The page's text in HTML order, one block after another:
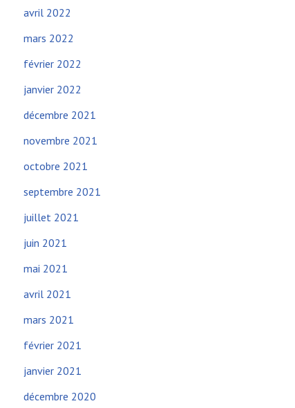
avril 2022
mars 2022
février 2022
janvier 2022
décembre 2021
novembre 2021
octobre 2021
septembre 2021
juillet 2021
juin 2021
mai 2021
avril 2021
mars 2021
février 2021
janvier 2021
décembre 2020